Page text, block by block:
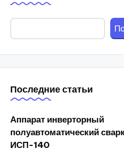
Последние статьи
Аппарат инверторный
полуавтоматический
ИСП-140